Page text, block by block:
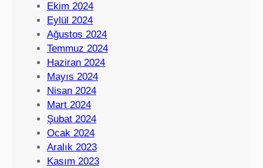
Ekim 2024
Eylül 2024
Ağustos 2024
Temmuz 2024
Haziran 2024
Mayıs 2024
Nisan 2024
Mart 2024
Şubat 2024
Ocak 2024
Aralık 2023
Kasım 2023